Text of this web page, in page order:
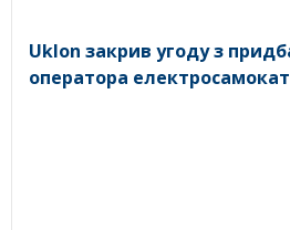
Uklon закрив угоду з
оператора